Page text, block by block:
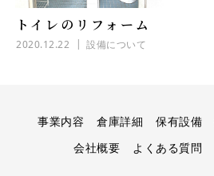
トイレのリフォーム
2020.12.22 設備について
事業内容 倉庫詳細 保有設備
会社概要
よくある質問